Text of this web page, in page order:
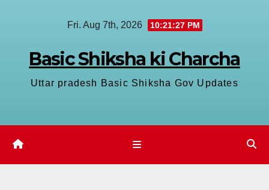
Fri. Aug 7th, 2026 10:21:28 PM
Basic Shiksha ki Charcha
Uttar pradesh Basic Shiksha Gov Updates